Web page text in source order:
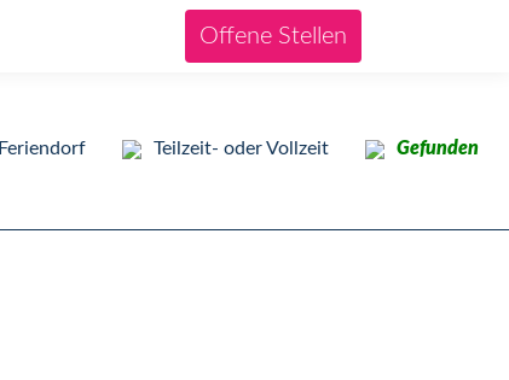
Offene Stellen
Feriendorf Teilzeit- oder Vollzeit Gefunden